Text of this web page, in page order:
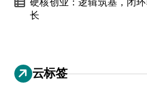
长
云标签